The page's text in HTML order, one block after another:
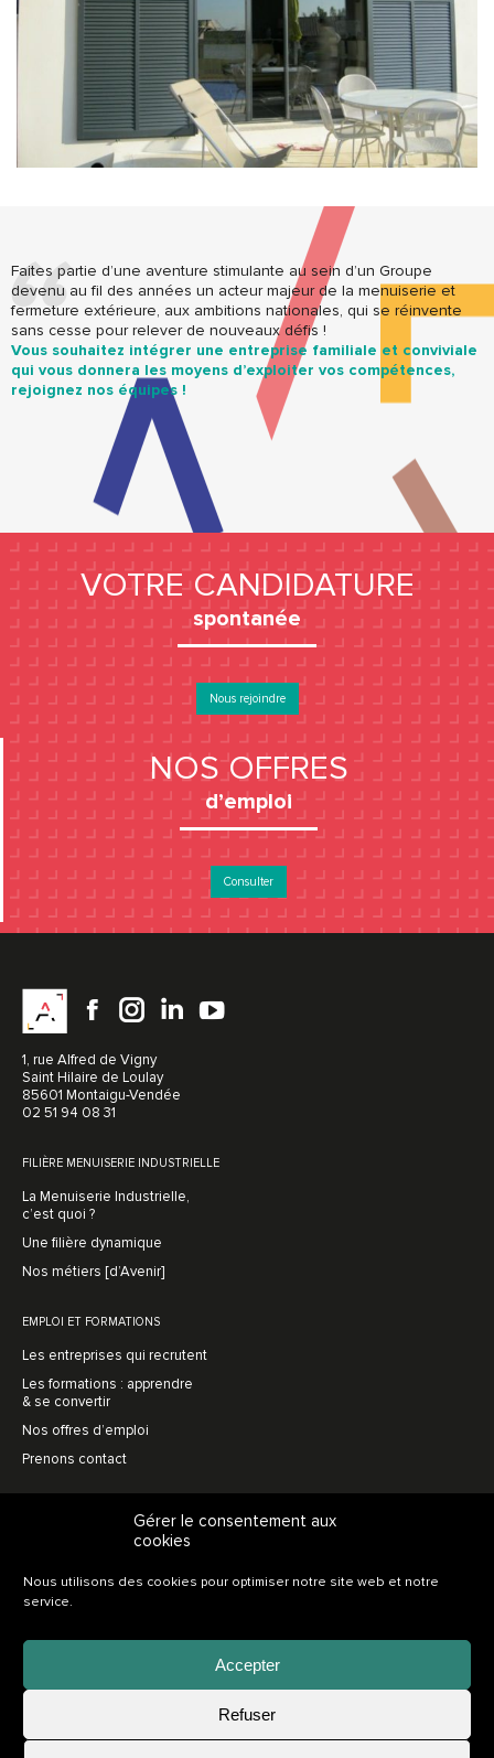
Gérer le consentement aux
cookies
Nous utilisons des cookies pour optimiser notre site web et notre
service.
Accepter
Refuser
Faites partie d’une aventure stimulante au sein d’un Groupe
devenu au fil des années un acteur majeur de la menuiserie et
fermeture extérieure, aux ambitions nationales, qui se réinvente
sans cesse pour relever de nouveaux défis !
Vous souhaitez intégrer une entreprise familiale et conviviale
qui vous donnera les moyens d’exploiter vos compétences,
rejoignez nos équipes !
VOTRE CANDIDATURE
spontanée
Nous rejoindre
NOS OFFRES
d’emploi
Consulter
Facebook
instagram
LinkedIn
1, rue Alfred de Vigny
Saint Hilaire de Loulay
85601 Montaigu-Vendée
02 51 94 08 31
FILIÈRE MENUISERIE INDUSTRIELLE
La Menuiserie Industrielle,
c’est quoi ?
Une filière dynamique
Nos métiers [d’Avenir]
EMPLOI ET FORMATIONS
Les entreprises qui recrutent
Les formations : apprendre
& se convertir
Nos offres d’emploi
Prenons contact
L’association, en bref
L’innovation collective
Adhérer